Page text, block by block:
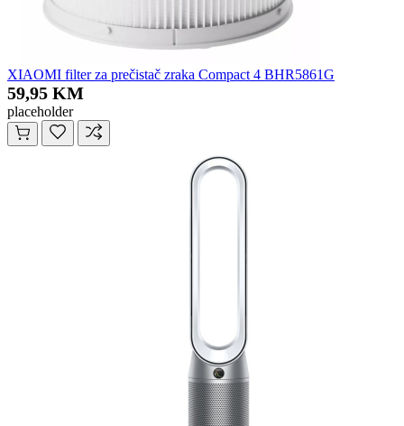
XIAOMI filter za prečistač zraka Compact 4 BHR5861G
59,95 KM
placeholder